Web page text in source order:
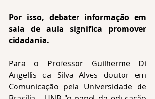
Por isso, debater informação em
sala de aula significa promover
cidadania.
Para o Professor Guilherme Di
Angellis da Silva Alves doutor em
Comunicação pela Universidade de